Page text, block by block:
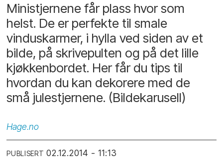
Ministjernene får plass hvor som
helst. De er perfekte til smale
vinduskarmer, i hylla ved siden av et
bilde, på skrivepulten og på det lille
kjøkkenbordet. Her får du tips til
hvordan du kan dekorere med de
små julestjernene. (Bildekarusell)
Hage.no
PUBLISERT 02.12.2014 - 11:13